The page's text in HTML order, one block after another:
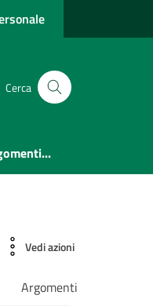
Cerca
Vedi azioni
Argomenti